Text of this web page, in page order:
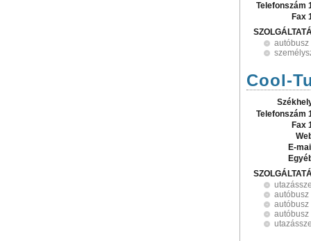
Telefonszám
Fax
Cool-
Telefonszám
Fax
E-
autóbusz